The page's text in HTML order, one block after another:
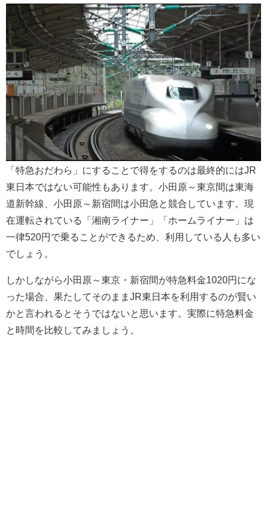
「特急おだわら」にすることで得をするのは最終的にはJR
東日本ではない可能性もあります。小田原～東京間は東海
道新幹線、小田原～新宿間は小田急と競合しています。現
在運転されている「湘南ライナー」「ホームライナー」は
一律520円で乗ることができるため、利用している人も多い
でしょう。
しかしながら小田原～東京・新宿間が特急料金1020円にな
った場合、果たしてそのままJR東日本を利用するのが賢い
かと言われるとそうではないと思います。実際に特急料金
と時間を比較してみましょう。